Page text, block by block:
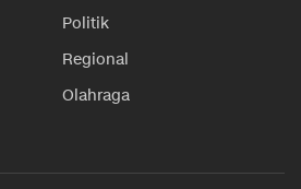
Politik
Regional
Olahraga